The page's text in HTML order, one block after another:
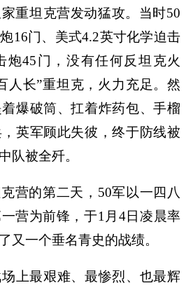
重坦克营发动猛攻。当时50
16门、美式4.2英寸化学迫击
炮45门，没有任何反坦克火
人长”重坦克，火力充足。然
爆破筒、扛着炸药包、手榴
英军顾此失彼，终于防线被
队被全歼。
营的第二天，50军以一四八
营为前锋，于1月4日凌晨率
又一个垂名青史的战绩。
上最艰难、最惨烈、也最辉